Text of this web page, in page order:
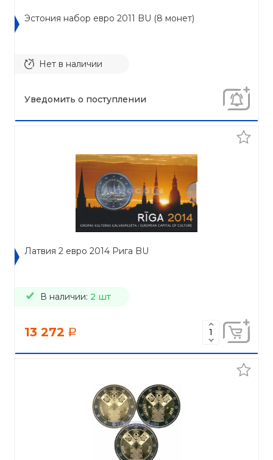
Эстония набор евро 2011 BU (8 монет)
Нет в наличии
Уведомить о поступлении
Латвия 2 евро 2014 Рига BU
В наличии: 2 шт
13 272 a